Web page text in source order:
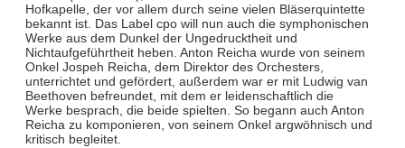
Hofkapelle, der vor allem durch seine vielen Bläserquintette
bekannt ist. Das Label cpo will nun auch die symphonischen
Werke aus dem Dunkel der Ungedrucktheit und
Nichtaufgeführtheit heben. Anton Reicha wurde von seinem
Onkel Jospeh Reicha, dem Direktor des Orchesters,
unterrichtet und gefördert, außerdem war er mit Ludwig van
Beethoven befreundet, mit dem er leidenschaftlich die
Werke besprach, die beide spielten. So begann auch Anton
Reicha zu komponieren, von seinem Onkel argwöhnisch und
kritisch begleitet.